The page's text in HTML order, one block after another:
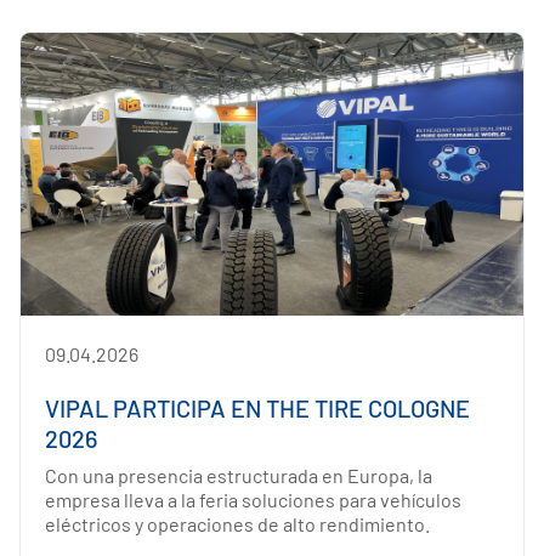
09.04.2026
VIPAL PARTICIPA EN THE TIRE COLOGNE
2026
Con una presencia estructurada en Europa, la
empresa lleva a la feria soluciones para vehículos
eléctricos y operaciones de alto rendimiento.